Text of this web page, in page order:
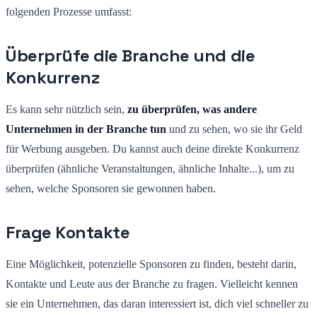
folgenden Prozesse umfasst:
Überprüfe die Branche und die
Konkurrenz
Es kann sehr nützlich sein, zu überprüfen, was andere
Unternehmen in der Branche tun und zu sehen, wo sie ihr Geld
für Werbung ausgeben. Du kannst auch deine direkte Konkurrenz
überprüfen (ähnliche Veranstaltungen, ähnliche Inhalte...), um zu
sehen, welche Sponsoren sie gewonnen haben.
Frage Kontakte
Eine Möglichkeit, potenzielle Sponsoren zu finden, besteht darin,
Kontakte und Leute aus der Branche zu fragen. Vielleicht kennen
sie ein Unternehmen, das daran interessiert ist, dich viel schneller zu